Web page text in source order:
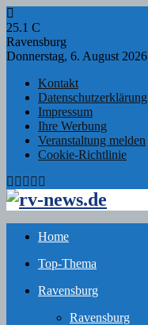
25.1 C
Ravensburg
Donnerstag, 6. August 2026
Kontakt
Datenschutzerklärung
Impressum
Ihre Werbung
Veranstaltung melden
Cookie-Richtlinie
Facebook
Twitter
Instagram
Email
Home
Top-Thema
Ravensburg
Ravensburg